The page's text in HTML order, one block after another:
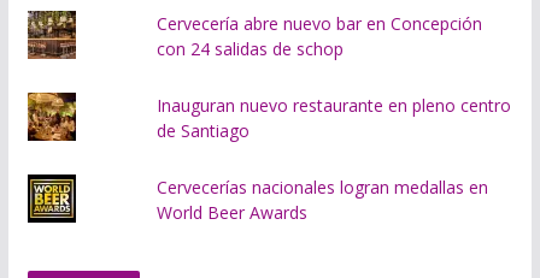
Cervecería abre nuevo bar en Concepción
con 24 salidas de schop
Inauguran nuevo restaurante en pleno centro
de Santiago
Cervecerías nacionales logran medallas en
World Beer Awards